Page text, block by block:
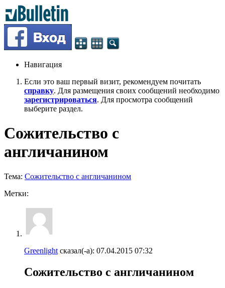
Навигация
Если это ваш первый визит, рекомендуем почитать
справку. Для размещения своих сообщений необходимо
зарегистрироваться. Для просмотра сообщений
выберите раздел.
Сожительство с
англичанином
Тема: Сожительство с англичанином
Метки:
Greenlight сказал(-а): 07.04.2015 07:32
Сожительство с англичанином